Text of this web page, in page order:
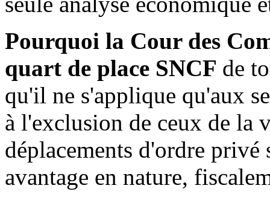
Pourquoi la Cour des
quart de place SNCF de
qu'il ne s'applique qu'aux
à l'exclusion de ceux de la
déplacements d'ordre privé
avantage en nature,